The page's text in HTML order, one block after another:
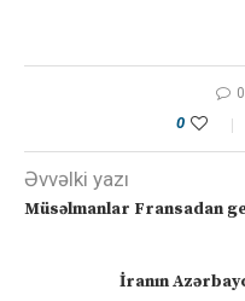
0
Əvvəlki yazı
Müsəlmanlar Fransadan
İranın